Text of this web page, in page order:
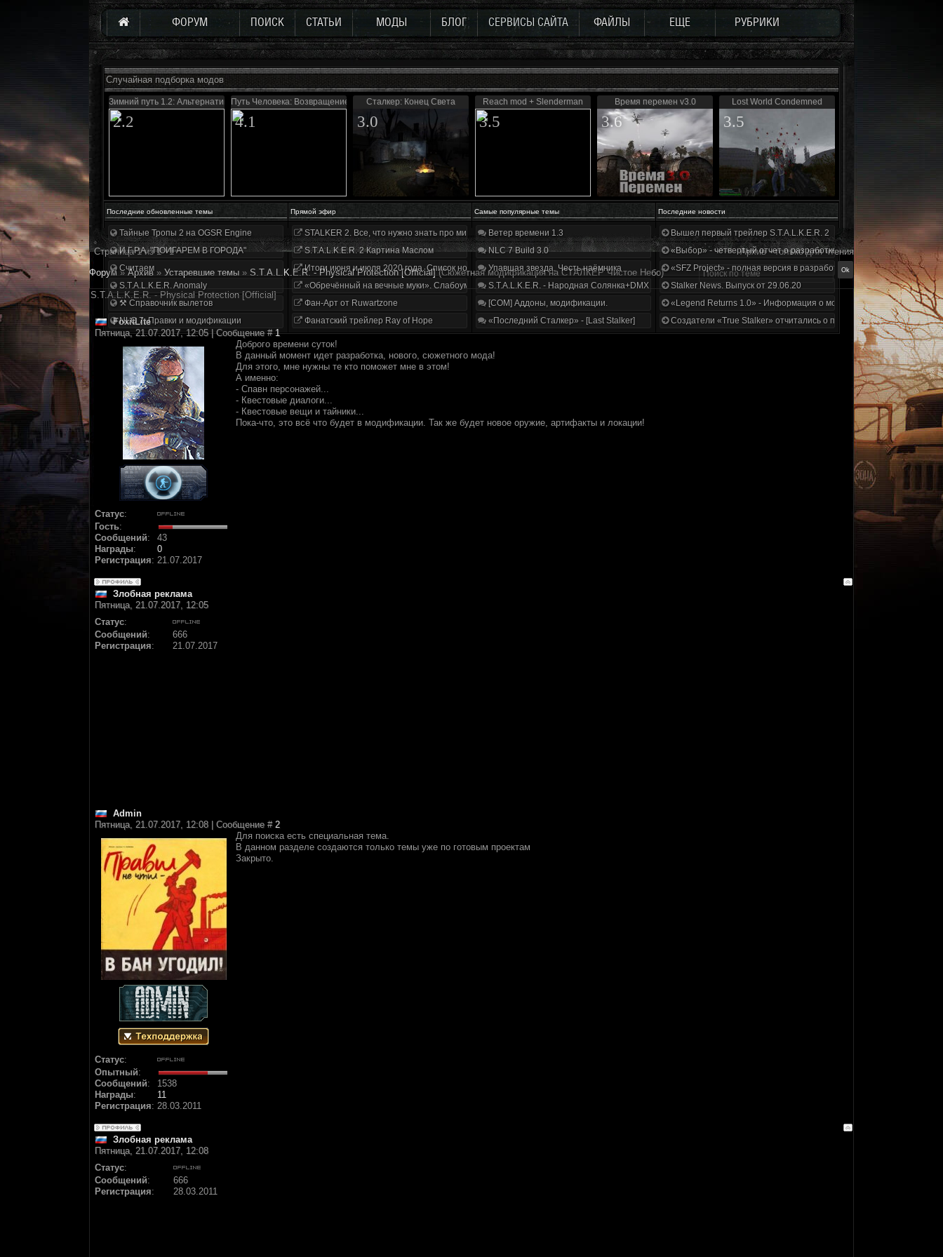
ФОРУМ ПОИСК СТАТЬИ МОДЫ БЛОГ СЕРВИСЫ САЙТА ФАЙЛЫ ЕЩЕ РУБРИКИ
Случайная подборка модов
Зимний путь 1.2: Альтернатива
2.2
Путь Человека: Возвращение
4.1
Сталкер: Конец Света
3.0
Reach mod + Slenderman
3.5
Время перемен v3.0
3.6
Lost World Condemned
3.5
Последние обновленные темы Прямой эфир Самые популярные темы Последние новости
Тайные Тропы 2 на OGSR Engine
И.Г.Р.А. "ПОИГАРЕМ В ГОРОДА"
Считаем
S.T.A.L.K.E.R. Anomaly
⚒ Справочник вылетов
NLC 7. Правки и модификации
STALKER 2. Все, что нужно знать про мир, геймплей и сюжет | Разбор трейлера
S.T.A.L.K.E.R. 2 Картина Маслом
Итоги июня и июля 2020 года. Список нововведений
«Обречённый на вечные муки». Слабоумие и отвага
Фан-Арт от Ruwartzone
Фанатский трейлер Ray of Hope
Ветер времени 1.3
NLC 7 Build 3.0
Упавшая звезда. Честь наёмника
S.T.A.L.K.E.R. - Народная Солянка+DMX 1.3.5.ООП.МА.К.
[COM] Аддоны, модификации.
«Последний Сталкер» - [Last Stalker]
Вышел первый трейлер S.T.A.L.K.E.R. 2
«Выбор» - четвертый отчет о разработке!
«SFZ Project» - полная версия в разработке!
Stalker News. Выпуск от 29.06.20
«Legend Returns 1.0» - Информация о моде за июнь 2020
Создатели «True Stalker» отчитались о проделанной работе
Страница1из1 1
Архив - только для чтения
Форум » Архив » Устаревшие темы » S.T.A.L.K.E.R. - Рhysical Рrotection [Official] (Сюжетная модификация на СТАЛКЕР Чистое Небо)
S.T.A.L.K.E.R. - Рhysical Рrotection [Official]
FoxitLite
Пятница, 21.07.2017, 12:05 | Сообщение #1
Статус:
Гость:
Сообщений:
43
Награды:
0
Регистрация: 21.07.2017
Доброго времени суток!
В данный момент идет разработка, нового, сюжетного мода!
Для этого, мне нужны те кто поможет мне в этом!
А именно:
- Спавн персонажей...
- Квестовые диалоги...
- Квестовые вещи и тайники...
Пока-что, это всё что будет в модификации. Так же будет новое оружие, артифакты и локации!
Злобная реклама
Пятница, 21.07.2017, 12:05
Статус:
Сообщений:
666
Регистрация: 21.07.2017
Аdmin
Пятница, 21.07.2017, 12:08 | Сообщение # 2
Статус:
Опытный:
Сообщений:
1538
Награды:
11
Регистрация: 28.03.2011
Для поиска есть специальная тема.
В данном разделе создаются только темы уже по готовым проектам
Закрыто.
Злобная реклама
Пятница, 21.07.2017, 12:08
Статус:
Сообщений:
666
Регистрация: 28.03.2011